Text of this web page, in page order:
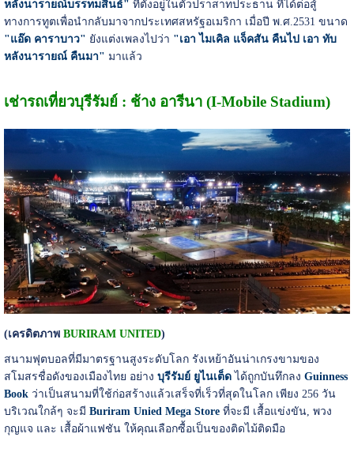
หลังนารายณ์บรรทมสินธ์" ที่ตั้งอยู่ในตัวปราสาทประธาน ที่ได้ต่อสู้
ทางการทูตเพื่อนำกลับมาจากประเทศสหรัฐอเมริกา เมื่อปี พ.ศ.2531 ขนาด
"แอ๊ด คาราบาว" ยังแต่งเพลงไปว่า "เอา ไมเคิล แจ็คสัน คืนไป เอา ทับ
หลังนารายณ์ คืนมา" มาแล้ว
เช่ารถเที่ยวบุรีรัมย์ : ช้าง อารีนา (I-Mobile Stadium)
(เครดิตภาพ BURIRAM UNITED)
สนามฟุตบอลที่มีมาตรฐานสูงระดับโลก รังเหย้าอันน่าเกรงขามของ
สโมสรชื่อดังของเมืองไทย อย่าง บุรีรัมย์ ยูไนเต็ดได้ถูกบันทึกลง Guinness
Bookว่าเป็นสนามที่ใช้ก่อสร้างแล้วเสร็จที่เร็วที่สุดในโลก เพียง 256 วัน
บริเวณใกล้ๆ จะมี Buriram Unied Mega Storeที่จะมี เสื้อแข่งขัน, พวง
กุญแจ และ เสื้อผ้าแฟชัน ให้คุณเลือกซื้อเป็นของติดไม้ติดมือ